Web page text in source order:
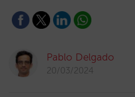
Pablo Delgado
20/03/2024